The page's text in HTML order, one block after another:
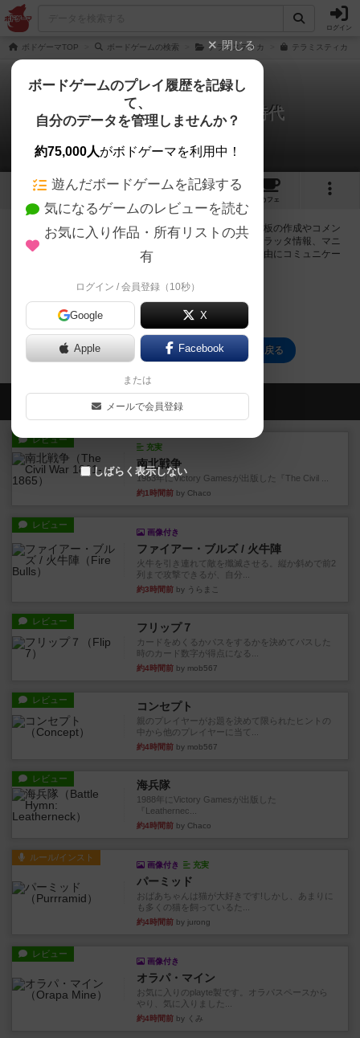
ログイン
ボドゲーマTOP ボードゲームの検索 テラミスティカ テラミスティカ
テラミスティカ：革新の時代
0件の掲示板
9 6
カフェ
ログインするとテラミスティカ：革新の時代に関する掲示板の作成やコメン
トの書き込みが出来るようになります。ルールの疑問やエラッタ情報、マニ
ュアルでは判断し辛い曖昧な表記等について会員同士で自由にコミュニケー
ログイン/無料会員登録
テラミスティカ：革新の時代のトップに戻る
会員の新しい投稿
レビュー
充実
南北戦争
1983年にVictory Gamesが出版した『The Civil ...
約1時間前 by Chaco
レビュー
画像付き
ファイアー・ブルズ / 火牛陣
火牛を引き連れて敵を殲滅させる。縦か斜めで前2
列まで攻撃できるが、自分...
約3時間前 by うらまこ
レビュー フリップ７
カードをめくるかパスをするかを決めてパスした
時のカード数字が得点になる...
約4時間前 by mob567
レビュー コンセプト
親のプレイヤーがお題を決めて限られたヒントの
中から他のプレイヤーに当て...
約4時間前 by mob567
レビュー 海兵隊
1988年にVictory Gamesが出版した
『Leathernec...
約4時間前 by Chaco
ルール/インスト
画像付き 充実
パーミッド
おばあちゃんは猫が大好きです!しかし、あまりに
も多くの猫を飼っているた...
約4時間前 by jurong
レビュー
画像付き
オラパ・マイン
お気に入りのplayte製です。オラパスペースから
やり、気に入りました...
約4時間前 by くみ
閉じる
ボードゲームのプレイ履歴を記録し
て、
自分のデータを管理しませんか？
約75,000人がボドゲーマを利用中！
遊んだボードゲームを記録する
気になるゲームのレビューを読む
お気に入り作品・所有リストの共
有
ログイン / 会員登録（10秒）
Google X
Apple Facebook
または
メールで会員登録
しばらく表示しない